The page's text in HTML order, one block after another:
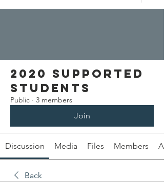
2020 Supported
students
Public · 3 members
Join
Discussion Media Files Members
Back